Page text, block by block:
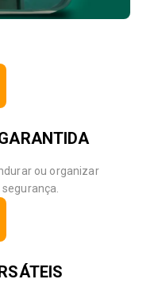
ou organizar